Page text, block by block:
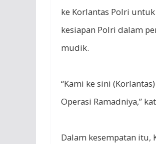
ke Korlantas Polri
kesiapan Polri dalam
mudik.
“Kami ke sini
Operasi Ramadniya,”
Dalam kesempatan itu,